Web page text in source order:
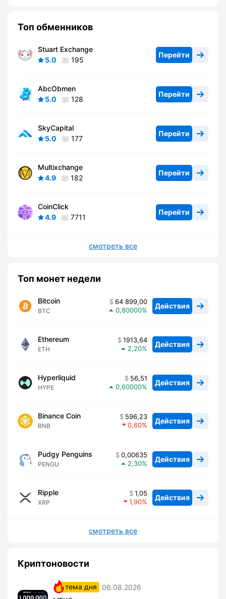
Топ обменников
Stuart Exchange
5.0
195
Перейти
AbcObmen
5.0
128
Перейти
SkyCapital
5.0
177
Перейти
Multixchange
4.9
182
Перейти
CoinClick
4.9
7711
Перейти
смотреть все
Топ монет недели
Bitcoin
BTC
64 899,00
0,80000
Действия
Ethereum
ETH
1913,64
2,20
Действия
Hyperliquid
HYPE
56,51
0,60000
Действия
Binance Coin
BNB
596,23
0,60
Действия
Pudgy Penguins
PENGU
0,00635
2,30
Действия
Ripple
XRP
1,05
1,90
Действия
смотреть все
Криптоновости
тема дня
06.08.2026